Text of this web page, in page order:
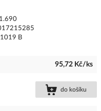
B
95,72 Kč/ks
do košíku